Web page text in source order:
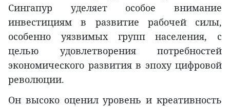
Сингапур уделяет особое внимание
инвестициям в развитие рабочей силы,
особенно уязвимых групп населения, с
целью удовлетворения потребностей
экономического развития в эпоху цифровой
революции.
Он высоко оценил уровень и креативность